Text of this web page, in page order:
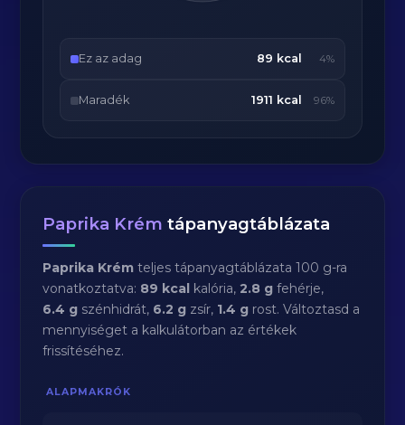
Ez az adag 89 kcal 4%
Maradék 1911 kcal 96%
Paprika Krém tápanyagtáblázata
Paprika Krém teljes tápanyagtáblázata 100 g-ra
vonatkoztatva: 89 kcal kalória,2.8 g fehérje,
6.4 g szénhidrát, 6.2 g zsír, 1.4 g rost. Változtasd a
mennyiséget a kalkulátorban az értékek
frissítéséhez.
ALAPMAKRÓK